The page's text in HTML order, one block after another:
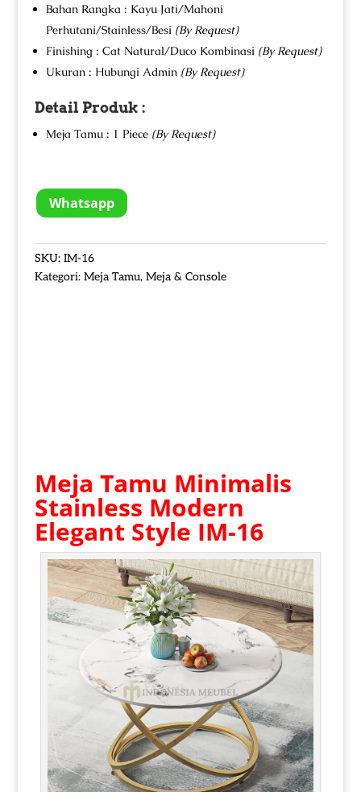
Bahan Rangka : Kayu Jati/Mahoni
Perhutani/Stainless/Besi (By Request)
Finishing : Cat Natural/Duco Kombinasi (By Request)
Ukuran : Hubungi Admin (By Request)
Detail Produk :
Meja Tamu : 1 Piece (By Request)
Whatsapp
SKU: IM-16
Kategori: Meja Tamu, Meja & Console
Meja Tamu Minimalis
Stainless Modern
Elegant Style IM-16